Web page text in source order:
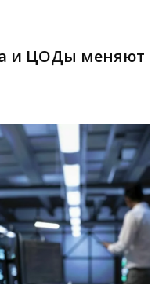
и ЦОДы меняют